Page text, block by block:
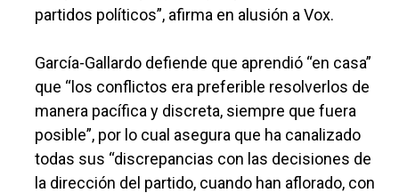
partidos políticos”, afirma en alusión a Vox.
García-Gallardo defiende que aprendió “en casa”
que “los conflictos era preferible resolverlos de
manera pacífica y discreta, siempre que fuera
posible”, por lo cual asegura que ha canalizado
todas sus “discrepancias con las decisiones de
la dirección del partido, cuando han aflorado, con